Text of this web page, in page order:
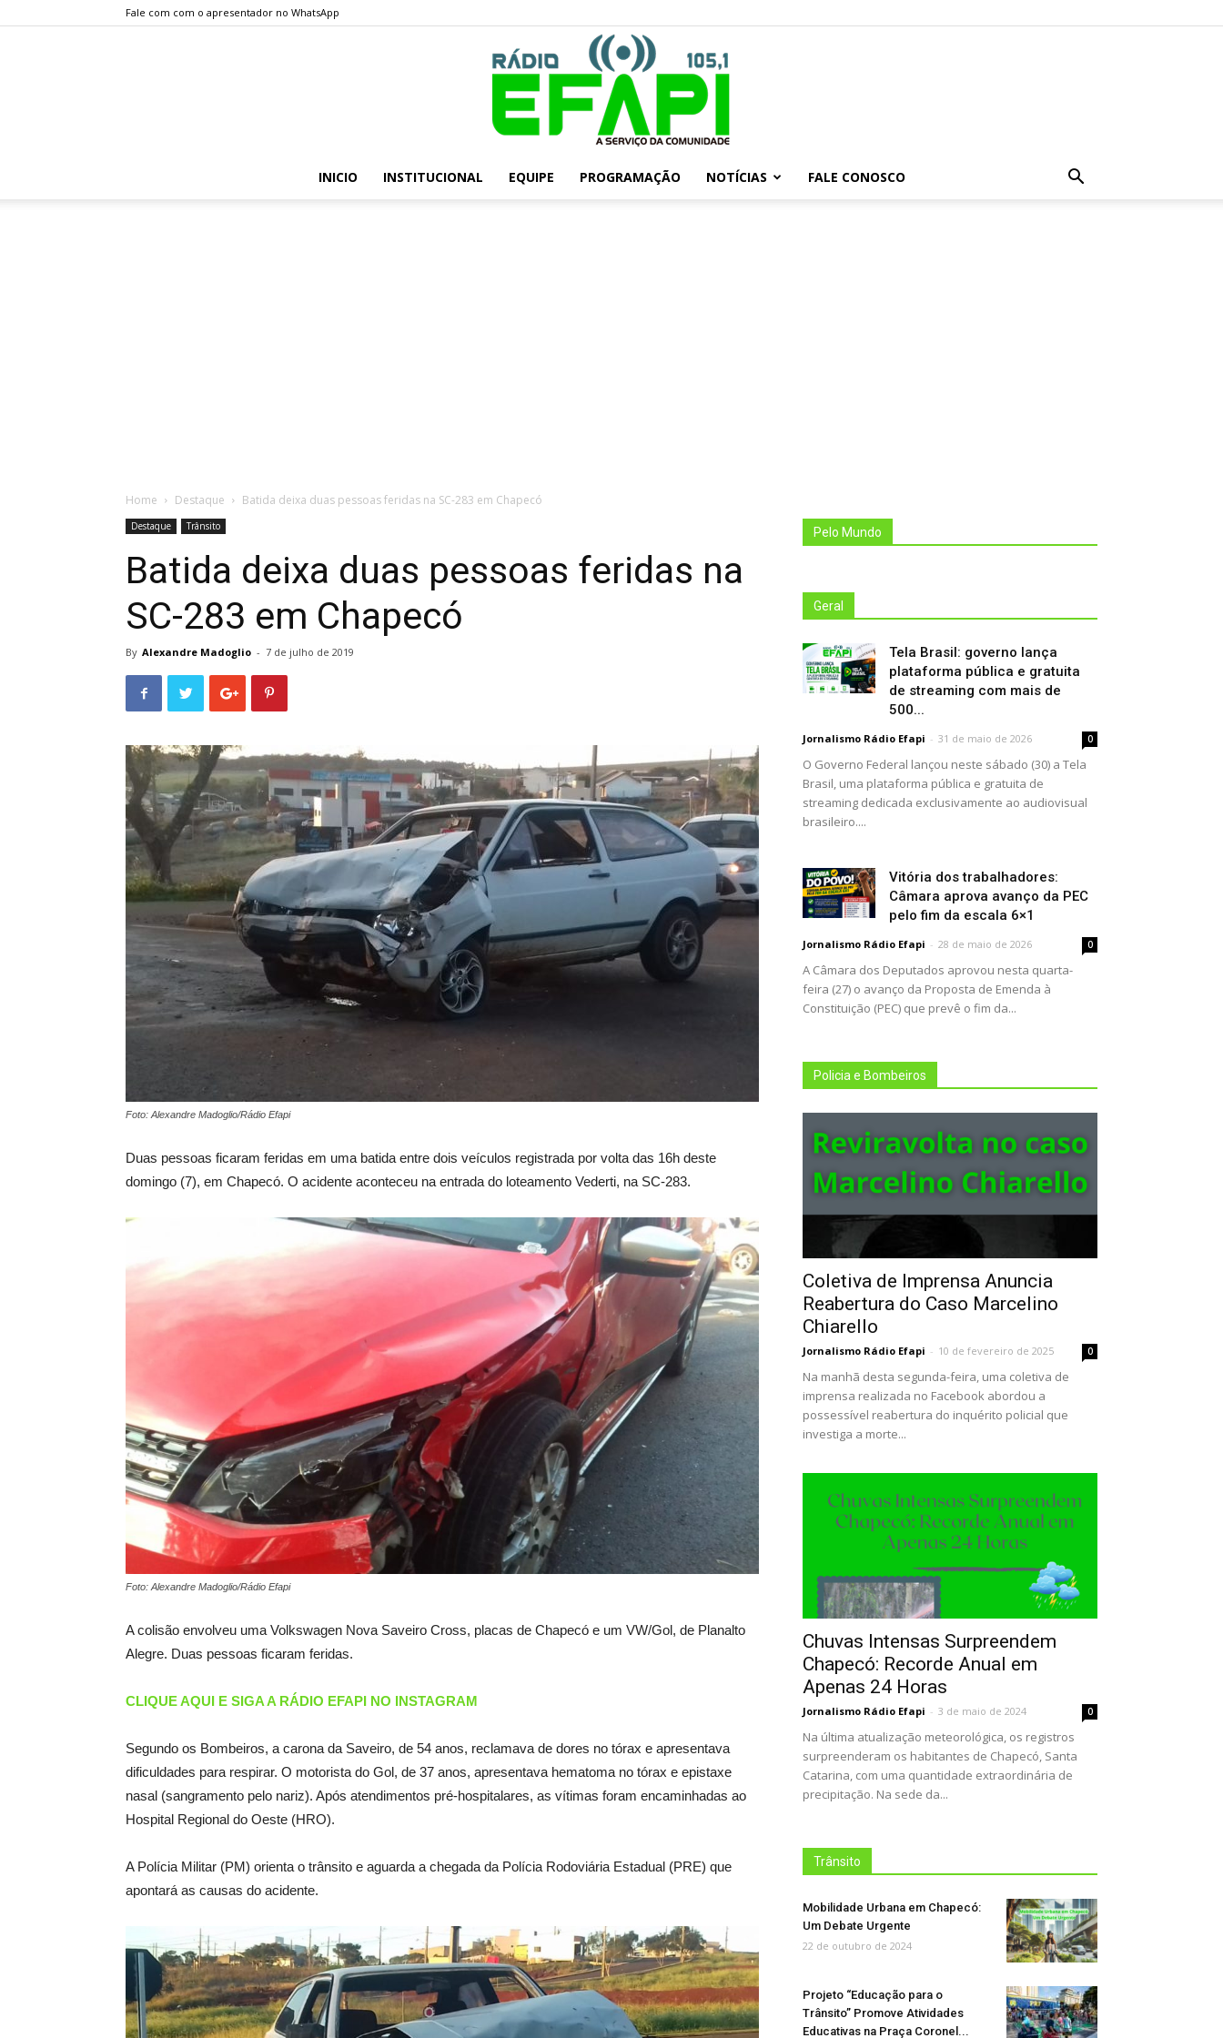
Fale com com o apresentador no WhatsApp
INICIO INSTITUCIONAL EQUIPE PROGRAMAÇÃO NOTÍCIAS FALE CONOSCO
Home Destaque Batida deixa duas pessoas feridas na SC-283 em Chapecó
Destaque Trânsito
Batida deixa duas pessoas feridas na
SC-283 em Chapecó
By Alexandre Madoglio - 7 de julho de 2019
Foto: Alexandre Madoglio/Rádio Efapi
Duas pessoas ficaram feridas em uma batida entre dois veículos registrada por volta das 16h deste
domingo (7), em Chapecó. O acidente aconteceu na entrada do loteamento Vederti, na SC-283.
Foto: Alexandre Madoglio/Rádio Efapi
A colisão envolveu uma Volkswagen Nova Saveiro Cross, placas de Chapecó e um VW/Gol, de Planalto
Alegre. Duas pessoas ficaram feridas.
CLIQUE AQUI E SIGA A RÁDIO EFAPI NO INSTAGRAM
Segundo os Bombeiros, a carona da Saveiro, de 54 anos, reclamava de dores no tórax e apresentava
dificuldades para respirar. O motorista do Gol, de 37 anos, apresentava hematoma no tórax e epistaxe
nasal (sangramento pelo nariz). Após atendimentos pré-hospitalares, as vítimas foram encaminhadas ao
Hospital Regional do Oeste (HRO).
A Polícia Militar (PM) orienta o trânsito e aguarda a chegada da Polícia Rodoviária Estadual (PRE) que
apontará as causas do acidente.
Pelo Mundo
Geral
Tela Brasil: governo lança
plataforma pública e gratuita
de streaming com mais de
500...
Jornalismo Rádio Efapi - 31 de maio de 2026 0
O Governo Federal lançou neste sábado (30) a Tela
Brasil, uma plataforma pública e gratuita de
streaming dedicada exclusivamente ao audiovisual
brasileiro....
Vitória dos trabalhadores:
Câmara aprova avanço da PEC
pelo fim da escala 6×1
Jornalismo Rádio Efapi - 28 de maio de 2026 0
A Câmara dos Deputados aprovou nesta quarta-
feira (27) o avanço da Proposta de Emenda à
Constituição (PEC) que prevê o fim da...
Policia e Bombeiros
Coletiva de Imprensa Anuncia
Reabertura do Caso Marcelino
Chiarello
Jornalismo Rádio Efapi - 10 de fevereiro de 2025 0
Na manhã desta segunda-feira, uma coletiva de
imprensa realizada no Facebook abordou a
possessível reabertura do inquérito policial que
investiga a morte...
Chuvas Intensas Surpreendem
Chapecó: Recorde Anual em
Apenas 24 Horas
Jornalismo Rádio Efapi - 3 de maio de 2024 0
Na última atualização meteorológica, os registros
surpreenderam os habitantes de Chapecó, Santa
Catarina, com uma quantidade extraordinária de
precipitação. Na sede da...
Trânsito
Mobilidade Urbana em Chapecó:
Um Debate Urgente
22 de outubro de 2024
Projeto “Educação para o
Trânsito” Promove Atividades
Educativas na Praça Coronel...